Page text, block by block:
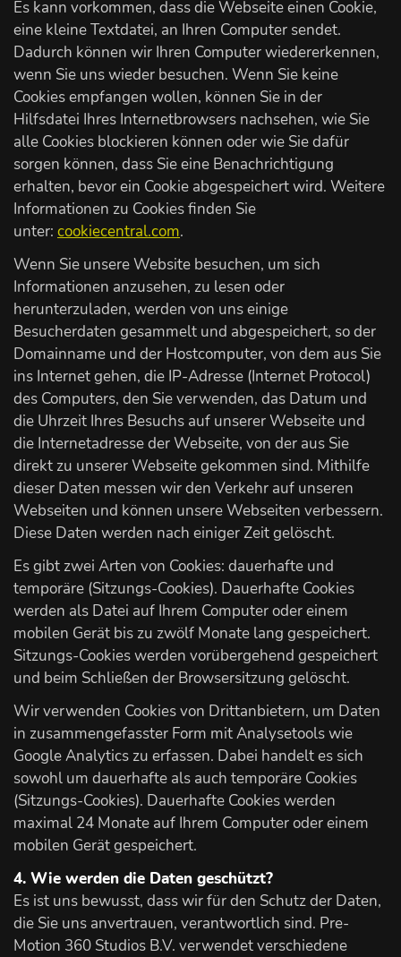
Es kann vorkommen, dass die Webseite einen Cookie,
eine kleine Textdatei, an Ihren Computer sendet.
Dadurch können wir Ihren Computer wiedererkennen,
wenn Sie uns wieder besuchen. Wenn Sie keine
Cookies empfangen wollen, können Sie in der
Hilfsdatei Ihres Internetbrowsers nachsehen, wie Sie
alle Cookies blockieren können oder wie Sie dafür
sorgen können, dass Sie eine Benachrichtigung
erhalten, bevor ein Cookie abgespeichert wird. Weitere
Informationen zu Cookies finden Sie
unter: cookiecentral.com.
Wenn Sie unsere Website besuchen, um sich
Informationen anzusehen, zu lesen oder
herunterzuladen, werden von uns einige
Besucherdaten gesammelt und abgespeichert, so der
Domainname und der Hostcomputer, von dem aus Sie
ins Internet gehen, die IP-Adresse (Internet Protocol)
des Computers, den Sie verwenden, das Datum und
die Uhrzeit Ihres Besuchs auf unserer Webseite und
die Internetadresse der Webseite, von der aus Sie
direkt zu unserer Webseite gekommen sind. Mithilfe
dieser Daten messen wir den Verkehr auf unseren
Webseiten und können unsere Webseiten verbessern.
Diese Daten werden nach einiger Zeit gelöscht.
Es gibt zwei Arten von Cookies: dauerhafte und
temporäre (Sitzungs-Cookies). Dauerhafte Cookies
werden als Datei auf Ihrem Computer oder einem
mobilen Gerät bis zu zwölf Monate lang gespeichert.
Sitzungs-Cookies werden vorübergehend gespeichert
und beim Schließen der Browsersitzung gelöscht.
Wir verwenden Cookies von Drittanbietern, um Daten
in zusammengefasster Form mit Analysetools wie
Google Analytics zu erfassen. Dabei handelt es sich
sowohl um dauerhafte als auch temporäre Cookies
(Sitzungs-Cookies). Dauerhafte Cookies werden
maximal 24 Monate auf Ihrem Computer oder einem
mobilen Gerät gespeichert.
4. Wie werden die Daten geschützt?
Es ist uns bewusst, dass wir für den Schutz der Daten,
die Sie uns anvertrauen, verantwortlich sind. Pre-
Motion 360 Studios B.V. verwendet verschiedene